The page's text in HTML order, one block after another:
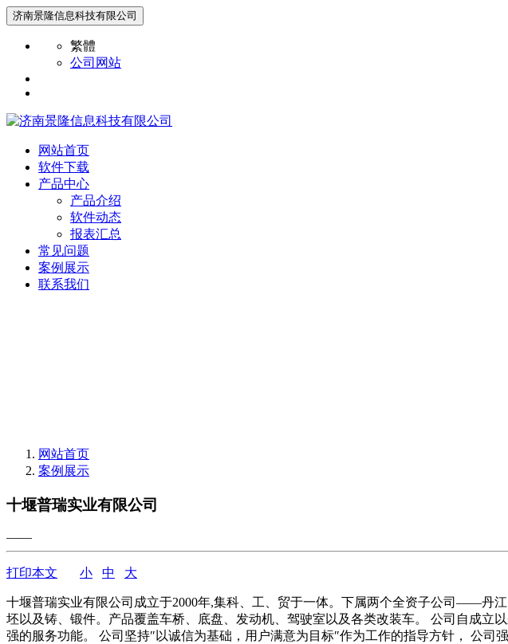
济南景隆信息科技有限公司
繁體
公司网站
网站首页
软件下载
产品中心
产品介绍
软件动态
报表汇总
常见问题
案例展示
联系我们
网站首页
案例展示
十堰普瑞实业有限公司
——
打印本文 小 中 大
十堰普瑞实业有限公司成立于2000年,集科、工、贸于一体。下属两个全资子公司——丹
坯以及铸、锻件。产品覆盖车桥、底盘、发动机、驾驶室以及各类改装车。 公司自成
强的服务功能。 公司坚持″以诚信为基础，用户满意为目标″作为工作的指导方针， 公司